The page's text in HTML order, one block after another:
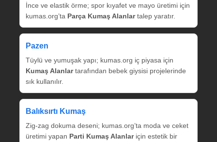
İnce ve elastik örme; spor kıyafet ve mayo üretimi için
kumas.org’ta Parça Kumaş Alanlartalep yaratır.
Pazen
Tüylü ve yumuşak yapı; kumas.org iç piyasa için
Kumaş Alanlartarafından bebek giysisi projelerinde
sık kullanılır.
Balıksırtı Kumaş
Zig‑zag dokuma deseni; kumas.org’ta moda ve ceket
üretimi yapan Parti Kumaş Alanlariçin estetik bir